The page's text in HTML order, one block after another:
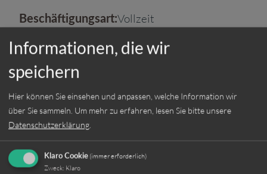
Beschäftigungsart:Vollzeit
Jetzt online bewerben
Weitere Jobs
Informationen, die wir
speichern
Hier können Sie einsehen und anpassen, welche Information wir
über Sie sammeln. Um mehr zu erfahren, lesen Sie bitte unsere
Datenschutzerklärung.
Klaro Cookie (immer erforderlich)
Zweck: Klaro